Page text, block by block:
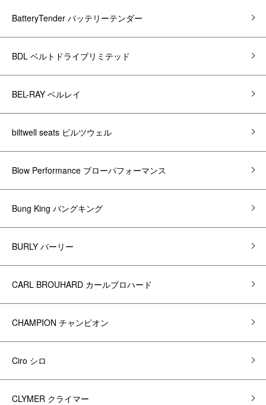
BatteryTender バッテリーテンダー
BDL ベルトドライブリミテッド
BEL-RAY ベルレイ
biltwell seats ビルツウェル
Blow Performance ブローパフォーマンス
Bung King バングキング
BURLY バーリー
CARL BROUHARD カールブロハード
CHAMPION チャンピオン
Ciro シロ
CLYMER クライマー